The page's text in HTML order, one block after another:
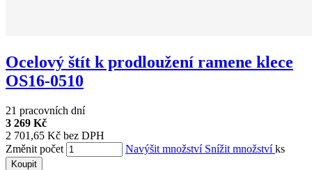
Ocelový štít k prodloužení ramene klece
OS16-0510
21 pracovních dní
3 269 Kč
2 701,65 Kč bez DPH
Změnit počet
Navýšit množství Snížit množstvíks
Koupit